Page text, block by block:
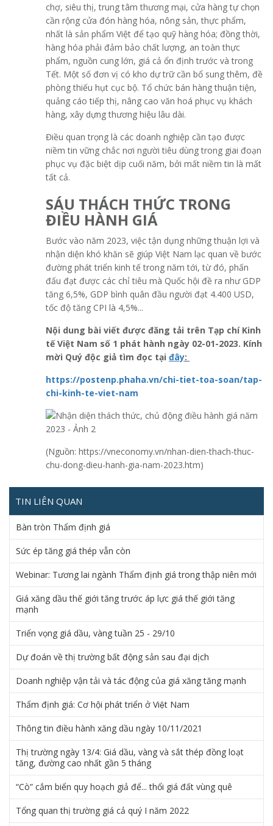
chợ, siêu thị, trung tâm thương mại, cửa hàng tự chọn
cần rộng cửa đón hàng hóa, nông sản, thực phẩm,
nhất là sản phẩm Việt để tạo quỹ hàng hóa; đồng thời,
hàng hóa phải đảm bảo chất lượng, an toàn thực
phẩm, nguồn cung lớn, giá cả ổn định trước và trong
Tết. Một số đơn vị có kho dự trữ cần bổ sung thêm, đề
phòng thiếu hụt cục bộ. Tổ chức bán hàng thuận tiện,
quảng cáo tiếp thị, nâng cao văn hoá phục vụ khách
hàng, xây dựng thương hiệu lâu dài.
Điều quan trọng là các doanh nghiệp cần tạo được
niềm tin vững chắc nơi người tiêu dùng trong giai đoạn
phục vụ đặc biệt dịp cuối năm, bởi mất niềm tin là mất
tất cả.
SÁU THÁCH THỨC TRONG
ĐIỀU HÀNH GIÁ
Bước vào năm 2023, việc tận dụng những thuận lợi và
nhận diện khó khăn sẽ giúp Việt Nam lạc quan về bước
đường phát triển kinh tế trong năm tới, từ đó, phấn
đấu đạt được các chỉ tiêu mà Quốc hội đề ra như GDP
tăng 6,5%, GDP bình quân đầu người đạt 4.400 USD,
tốc độ tăng CPI là 4,5%...
Nội dung bài viết được đăng tải trên Tạp chí Kinh
tế Việt Nam số 1 phát hành ngày 02-01-2023. Kính
mời Quý độc giả tìm đọc tại đây:
https://postenp.phaha.vn/chi-tiet-toa-soan/tap-
chi-kinh-te-viet-nam
(Nguồn: https://vneconomy.vn/nhan-dien-thach-thuc-
chu-dong-dieu-hanh-gia-nam-2023.htm)
TIN LIÊN QUAN
Bàn tròn Thẩm định giá
Sức ép tăng giá thép vẫn còn
Webinar: Tương lai ngành Thẩm định giá trong thập niên mới
Giá xăng dầu thế giới tăng trước áp lực giá thế giới tăng
mạnh
Triển vọng giá dầu, vàng tuần 25 - 29/10
Dự đoán về thị trường bất động sản sau đại dịch
Doanh nghiệp vận tải và tác động của giá xăng tăng mạnh
Thẩm định giá: Cơ hội phát triển ở Việt Nam
Thông tin điều hành xăng dầu ngày 10/11/2021
Thị trường ngày 13/4: Giá dầu, vàng và sắt thép đồng loạt
tăng, đường cao nhất gần 5 tháng
“Cò” cắm biển quy hoạch giả để... thổi giá đất vùng quê
Tổng quan thị trường giá cả quý I năm 2022